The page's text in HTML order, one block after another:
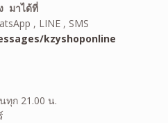
มาได้ที่
, LINE , SMS
kzyshoponline
ทุก 21.00 น.